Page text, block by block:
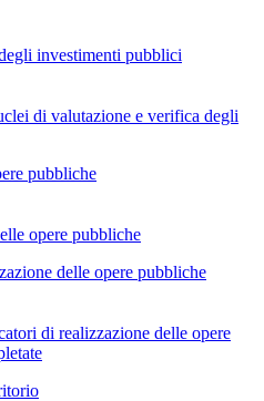
investimenti pubblici
di valutazione e verifica degli
pubbliche
opere pubbliche
delle opere pubbliche
di realizzazione delle opere